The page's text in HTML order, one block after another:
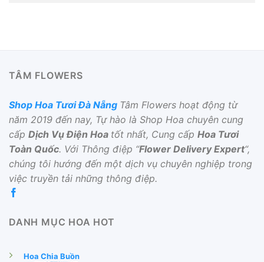
TÂM FLOWERS
Shop Hoa Tươi Đà Nẵng Tâm Flowers hoạt động từ
năm 2019 đến nay, Tự hào là Shop Hoa chuyên cung
cấp Dịch Vụ Điện Hoa tốt nhất, Cung cấp Hoa Tươi
Toàn Quốc. Với Thông điệp “Flower Delivery Expert“,
chúng tôi hướng đến một dịch vụ chuyên nghiệp trong
việc truyền tải những thông điệp.
DANH MỤC HOA HOT
Hoa Chia Buồn